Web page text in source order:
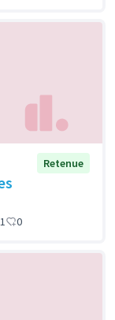
Retenue
1 0